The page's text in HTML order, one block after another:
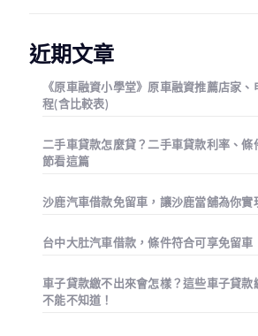
近期文章
《原車融資小學堂》原車融資推薦店家
程(含比較表)
二手車貸款怎麼貸？二手車貸款利率、條
節看這篇
沙鹿汽車借款免留車，讓沙鹿當舖為你實
台中大肚汽車借款，條件符合可享免留車
車子貸款繳不出來會怎樣？這些車子貸款
不能不知道！